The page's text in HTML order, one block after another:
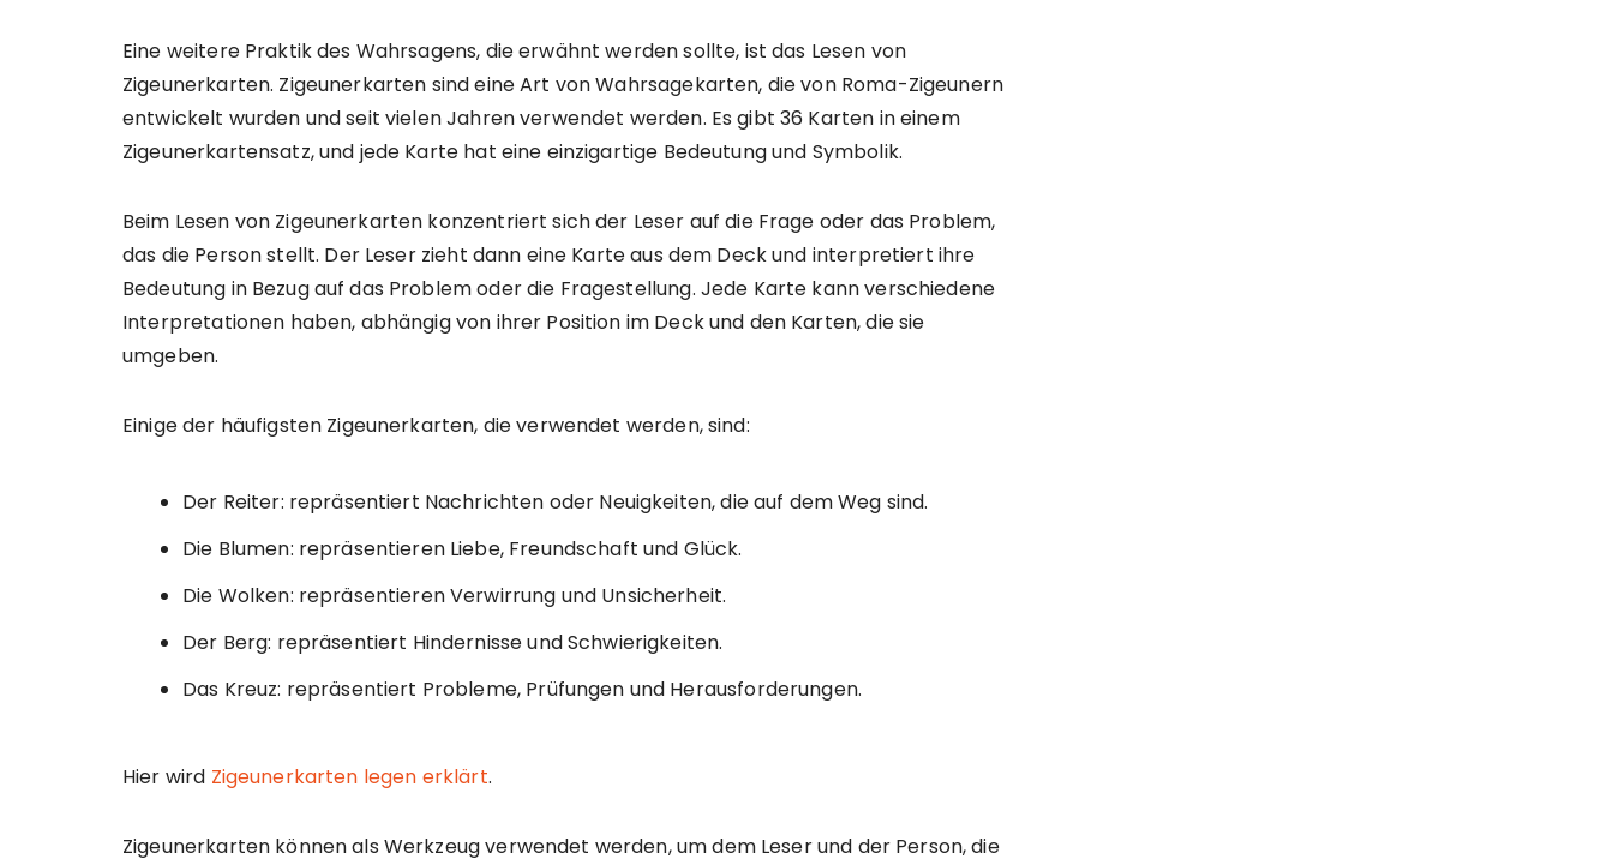
Eine weitere Praktik des Wahrsagens, die erwähnt werden sollte, ist das Lesen von
Zigeunerkarten. Zigeunerkarten sind eine Art von Wahrsagekarten, die von Roma-Zigeunern
entwickelt wurden und seit vielen Jahren verwendet werden. Es gibt 36 Karten in einem
Zigeunerkartensatz, und jede Karte hat eine einzigartige Bedeutung und Symbolik.
Beim Lesen von Zigeunerkarten konzentriert sich der Leser auf die Frage oder das Problem,
das die Person stellt. Der Leser zieht dann eine Karte aus dem Deck und interpretiert ihre
Bedeutung in Bezug auf das Problem oder die Fragestellung. Jede Karte kann verschiedene
Interpretationen haben, abhängig von ihrer Position im Deck und den Karten, die sie
umgeben.
Einige der häufigsten Zigeunerkarten, die verwendet werden, sind:
Der Reiter: repräsentiert Nachrichten oder Neuigkeiten, die auf dem Weg sind.
Die Blumen: repräsentieren Liebe, Freundschaft und Glück.
Die Wolken: repräsentieren Verwirrung und Unsicherheit.
Der Berg: repräsentiert Hindernisse und Schwierigkeiten.
Das Kreuz: repräsentiert Probleme, Prüfungen und Herausforderungen.
Hier wird Zigeunerkarten legen erklärt.
Zigeunerkarten können als Werkzeug verwendet werden, um dem Leser und der Person, die